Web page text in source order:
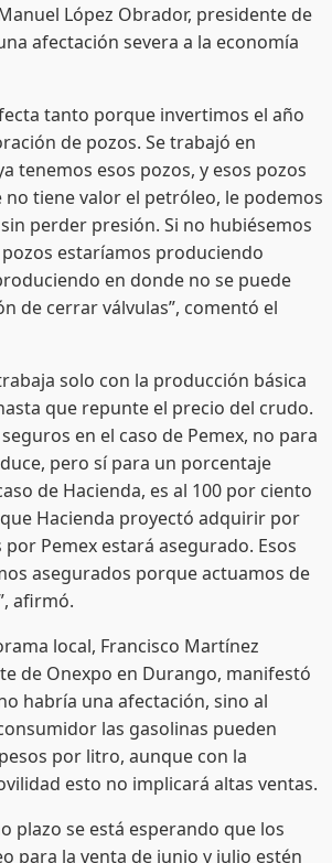
López Obrador, presidente de
afectación severa a la economía
tanto porque invertimos el año
de pozos. Se trabajó en
tenemos esos pozos, y esos pozos
no tiene valor el petróleo, le podemos
perder presión. Si no hubiésemos
estaríamos produciendo
en donde no se puede
de cerrar válvulas”, comentó el
solo con la producción básica
que repunte el precio del crudo.
en el caso de Pemex, no para
pero sí para un porcentaje
de Hacienda, es al 100 por ciento
Hacienda proyectó adquirir por
Pemex estará asegurado. Esos
asegurados porque actuamos de
afirmó.
local, Francisco Martínez
de Onexpo en Durango, manifestó
habría una afectación, sino al
las gasolinas pueden
por litro, aunque con la
esto no implicará altas ventas.
se está esperando que los
para la venta de junio y julio estén